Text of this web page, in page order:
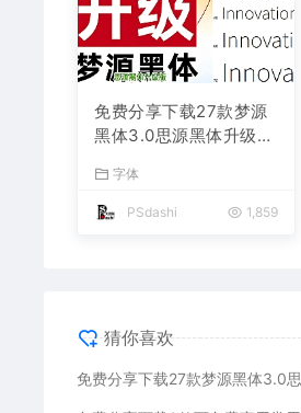
免费分享下载27款梦源
黑体3.0思源黑体升级版
文简体PS设计师必备Wi
n Mac软件工具常用ttf
字体
PSdashi 1,859
猜你喜欢